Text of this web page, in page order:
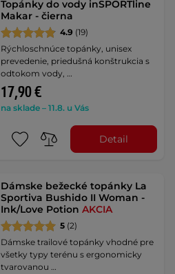
Topánky do vody inSPORTline
Makar - čierna
4.9 (19)
Rýchloschnúce topánky, unisex
prevedenie, priedušná konštrukcia s
odtokom vody, …
17,90 €
na sklade – 11.8. u Vás
Detail
Dámske bežecké topánky La
Sportiva Bushido II Woman -
Ink/Love PotionAKCIA
5 (2)
Dámske trailové topánky vhodné pre
všetky typy terénu s ergonomicky
tvarovanou …